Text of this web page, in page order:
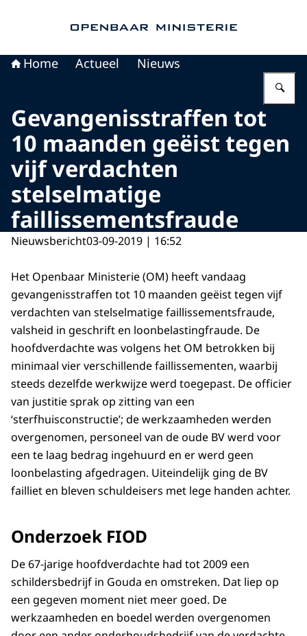
Home Actueel Nieuws
Gevangenisstraffen tot
10 maanden geëist tegen
vijf verdachten
stelselmatige
faillissementsfraude
Nieuwsbericht03-09-2019 | 16:52
Het Openbaar Ministerie (OM) heeft vandaag
gevangenisstraffen tot 10 maanden geëist tegen vijf
verdachten van stelselmatige faillissementsfraude,
valsheid in geschrift en loonbelastingfraude. De
hoofdverdachte was volgens het OM betrokken bij
minimaal vier verschillende faillissementen, waarbij
steeds dezelfde werkwijze werd toegepast. De officier
van justitie sprak op zitting van een
‘sterfhuisconstructie’; de werkzaamheden werden
overgenomen, personeel van de oude BV werd voor
een te laag bedrag ingehuurd en er werd geen
loonbelasting afgedragen. Uiteindelijk ging de BV
failliet en bleven schuldeisers met lege handen achter.
Onderzoek FIOD
De 67-jarige hoofdverdachte had tot 2009 een
schildersbedrijf in Gouda en omstreken. Dat liep op
een gegeven moment niet meer goed. De
werkzaamheden en boedel werden overgenomen